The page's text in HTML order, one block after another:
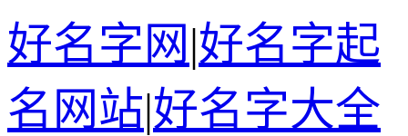
好名字网|好名字起
名网站|好名字大全